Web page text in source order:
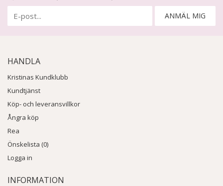
ANMÄL MIG
HANDLA
Kristinas Kundklubb
Kundtjänst
Köp- och leveransvillkor
Ångra köp
Rea
Önskelista (0)
Logga in
INFORMATION